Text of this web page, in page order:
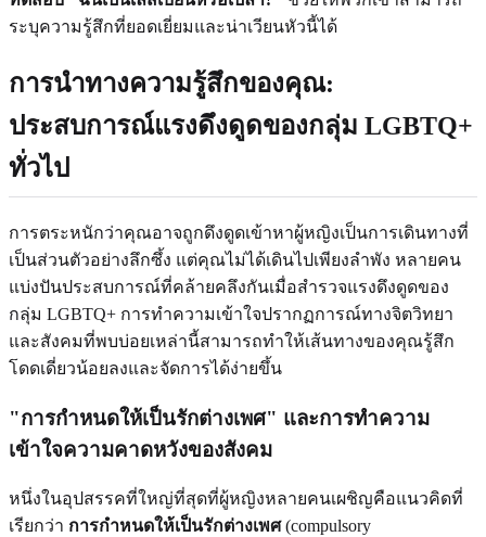
ระบุความรู้สึกที่ยอดเยี่ยมและน่าเวียนหัวนี้ได้
การนำทางความรู้สึกของคุณ:
ประสบการณ์แรงดึงดูดของกลุ่ม LGBTQ+
ทั่วไป
การตระหนักว่าคุณอาจถูกดึงดูดเข้าหาผู้หญิงเป็นการเดินทางที่
เป็นส่วนตัวอย่างลึกซึ้ง แต่คุณไม่ได้เดินไปเพียงลำพัง หลายคน
แบ่งปันประสบการณ์ที่คล้ายคลึงกันเมื่อสำรวจแรงดึงดูดของ
กลุ่ม LGBTQ+ การทำความเข้าใจปรากฏการณ์ทางจิตวิทยา
และสังคมที่พบบ่อยเหล่านี้สามารถทำให้เส้นทางของคุณรู้สึก
โดดเดี่ยวน้อยลงและจัดการได้ง่ายขึ้น
"การกำหนดให้เป็นรักต่างเพศ" และการทำความ
เข้าใจความคาดหวังของสังคม
หนึ่งในอุปสรรคที่ใหญ่ที่สุดที่ผู้หญิงหลายคนเผชิญคือแนวคิดที่
เรียกว่า การกำหนดให้เป็นรักต่างเพศ(compulsory